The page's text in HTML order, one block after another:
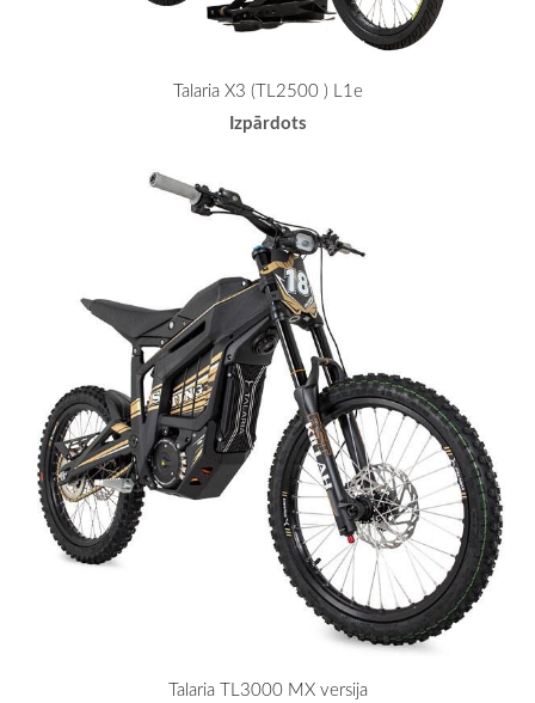
Talaria X3 (TL2500 ) L1e
Izpārdots
Talaria TL3000 MX versija